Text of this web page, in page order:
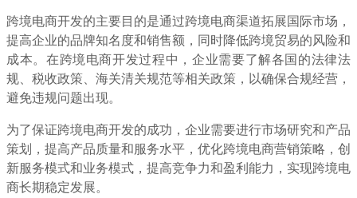
跨境电商开发的主要目的是通过跨境电商渠道拓展国际市场，
提高企业的品牌知名度和销售额，同时降低跨境贸易的风险和
成本。在跨境电商开发过程中，企业需要了解各国的法律法
规、税收政策、海关清关规范等相关政策，以确保合规经营，
避免违规问题出现。
为了保证跨境电商开发的成功，企业需要进行市场研究和产品
策划，提高产品质量和服务水平，优化跨境电商营销策略，创
新服务模式和业务模式，提高竞争力和盈利能力，实现跨境电
商长期稳定发展。